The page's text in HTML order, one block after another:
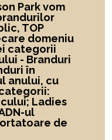
Park vom
TOP
domeniu
categorii
- Branduri
în
anului, cu
Ladies
ul
de